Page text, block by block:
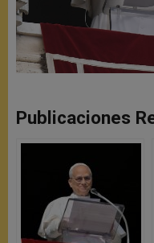
Publicaciones